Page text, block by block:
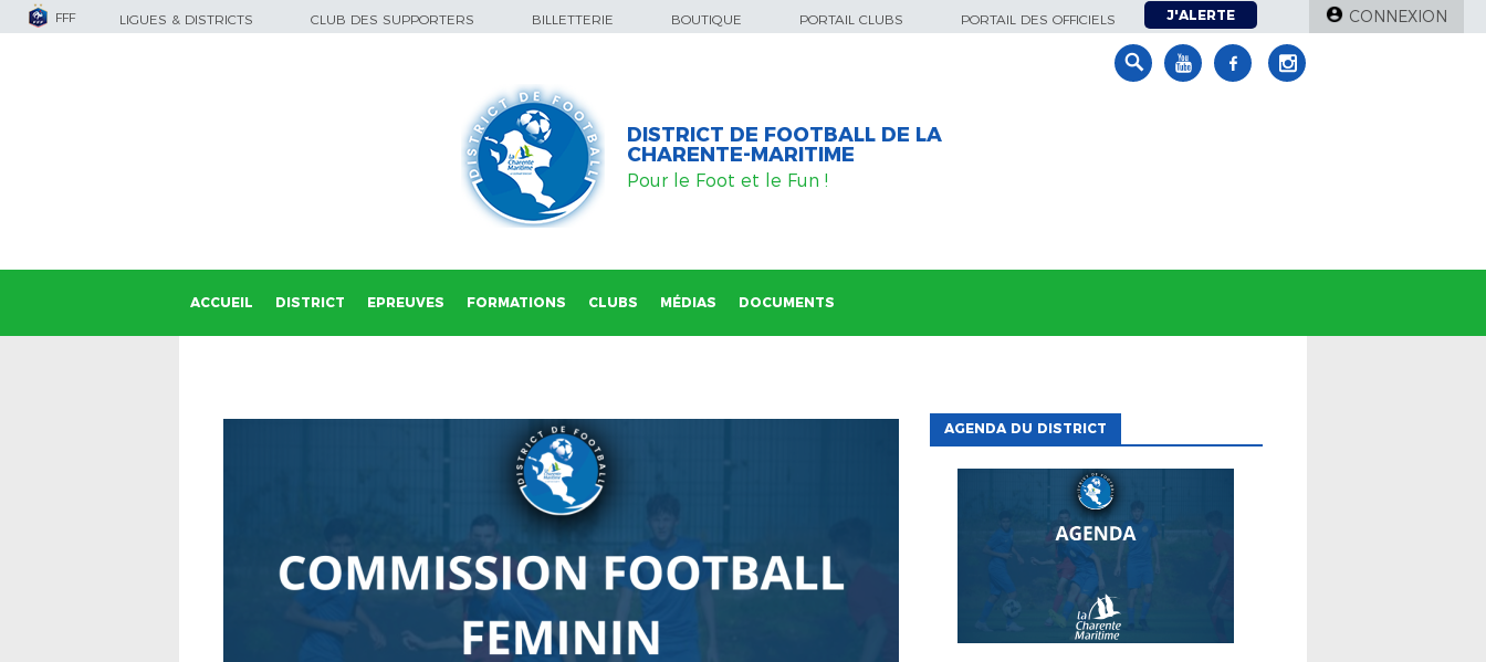
FFF LIGUES & DISTRICTS CLUB DES SUPPORTERS BILLETTERIE BOUTIQUE PORTAIL CLUBS PORTAIL DES OFFICIELS J'ALERTE CONNEXION
DISTRICT DE FOOTBALL DE LA
CHARENTE-MARITIME
Pour le Foot et le Fun !
ACCUEIL DISTRICT EPREUVES FORMATIONS CLUBS MÉDIAS DOCUMENTS
AGENDA DU DISTRICT